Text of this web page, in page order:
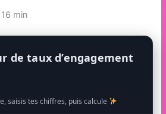
min
de taux d’engagement
saisis tes chiffres, puis calcule